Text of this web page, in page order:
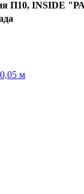
П10, INSIDE
м